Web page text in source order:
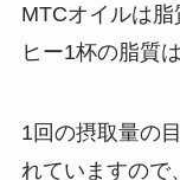
MTCオイルは
ヒー1杯の脂質
1回の摂取量の
れていますので